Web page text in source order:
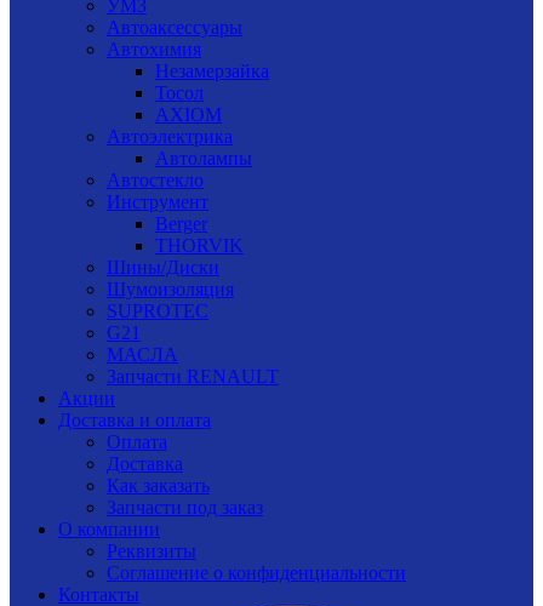
УМЗ
Автоаксессуары
Автохимия
Незамерзайка
Тосол
AXIOM
Автоэлектрика
Автолампы
Автостекло
Инструмент
Berger
THORVIK
Шины/Диски
Шумоизоляция
SUPROTEC
G21
МАСЛА
Запчасти RENAULT
Акции
Доставка и оплата
Оплата
Доставка
Как заказать
Запчасти под заказ
О компании
Реквизиты
Соглашение о конфиденциальности
Контакты